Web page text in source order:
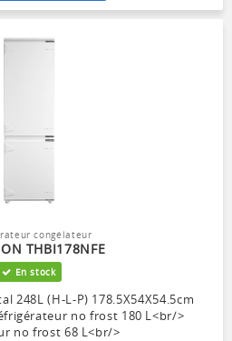
congélateur
THBI178NFE
En stock
248L (H-L-P) 178.5X54X54.5cm
no frost 180 L<br/>
no frost 68 L<br/>